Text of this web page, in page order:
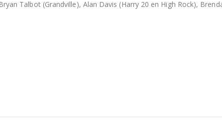
Talbot (Grandville), Alan Davis (Harry 20 en High Rock),